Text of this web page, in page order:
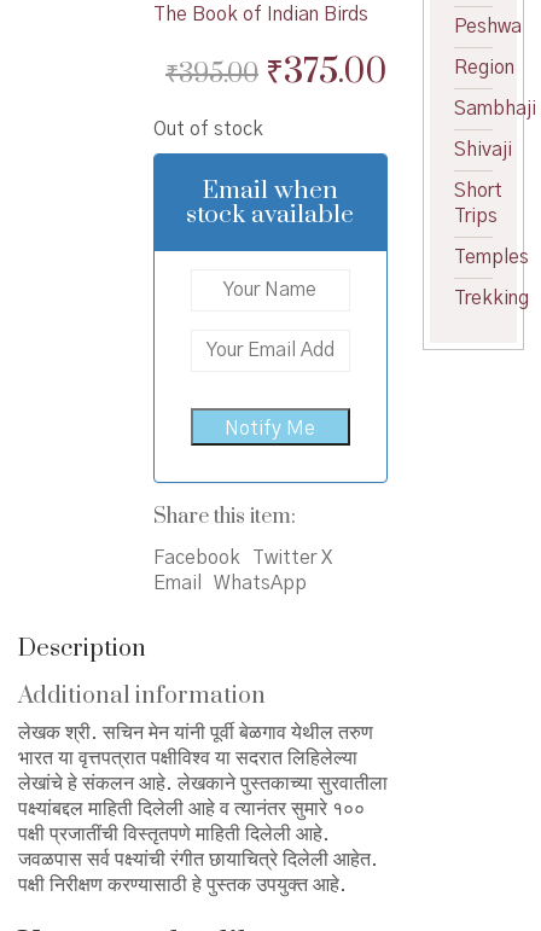
The Book of Indian Birds
₹395.00 Original
was:
₹395.00.
₹375.00Current
price
is:
₹375.00.
Out of stock
Email when
stock available
Share this item:
Facebook
Twitter X
Email
WhatsApp
Description
Additional information
लेखक श्री. सचिन मेन यांनी पूर्वी बेळगाव येथील तरुण
भारत या वृत्तपत्रात पक्षीविश्व या सदरात लिहिलेल्या
लेखांचे हे संकलन आहे. लेखकाने पुस्तकाच्या सुरवातीला
पक्ष्यांबद्दल माहिती दिलेली आहे व त्यानंतर सुमारे १००
पक्षी प्रजातींची विस्तृतपणे माहिती दिलेली आहे.
जवळपास सर्व पक्ष्यांची रंगीत छायाचित्रे दिलेली आहेत.
पक्षी निरीक्षण करण्यासाठी हे पुस्तक उपयुक्त आहे.
Peshwa
Region
Sambhaji
Shivaji
Short
Trips
Temples
Trekking